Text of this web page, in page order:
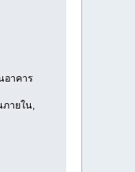
อาคาร
ภายใน,